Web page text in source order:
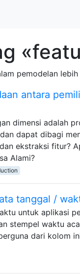
pemodelan lebih
antara
dimensi adalah
dapat dibagi
ekstraksi fitur?
Alami?
tanggal /
untuk aplikasi
stempel waktu
dari kolom